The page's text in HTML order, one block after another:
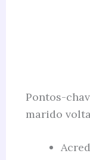
Pontos-
marido